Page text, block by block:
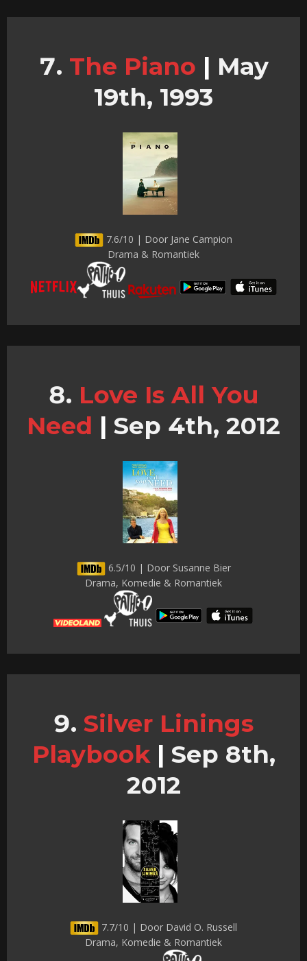
The Piano | May
19th, 1993
7.6/10 | Door Jane Campion
Drama & Romantiek
Love Is All You
Need | Sep 4th, 2012
6.5/10 | Door Susanne Bier
Drama, Komedie & Romantiek
Silver Linings
Playbook | Sep 8th,
2012
7.7/10 | Door David O. Russell
Drama, Komedie & Romantiek